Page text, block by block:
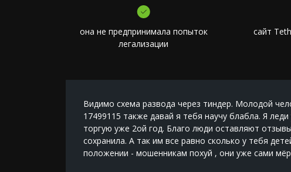
она не предпринимала попыток
легализации
сайт
Видимо схема развода через тиндер. Молодой
17499115 также давай я тебя научу блабла. Я
торгую уже 2ой год. Благо люди оставляют
сохранила. А так им все равно сколько у тебя
положении - мошенникам похуй , они уже сами